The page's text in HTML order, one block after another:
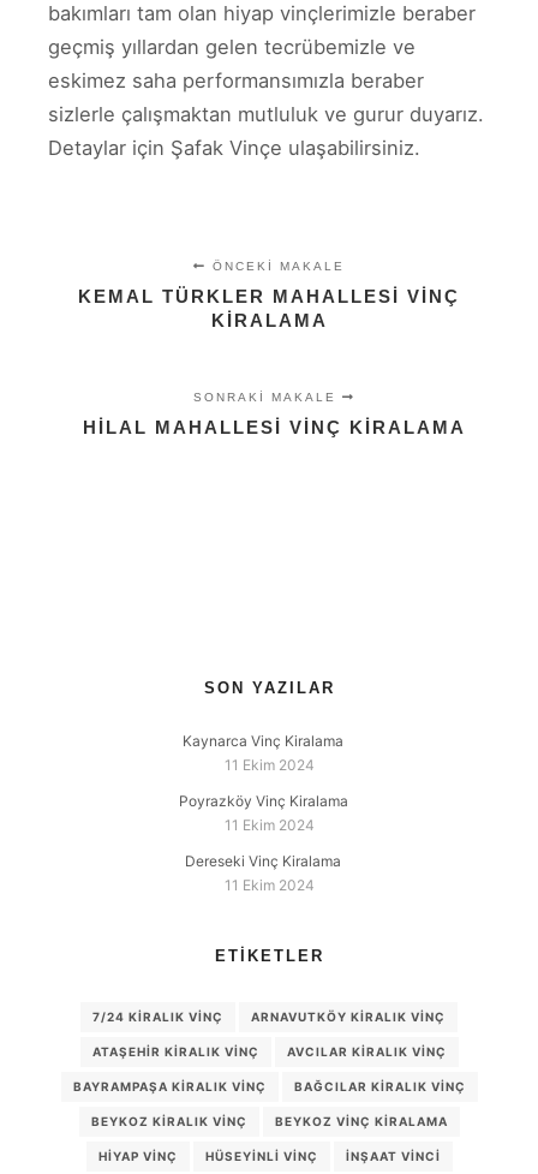
bakımları tam olan hiyap vinçlerimizle beraber
geçmiş yıllardan gelen tecrübemizle ve
eskimez saha performansımızla beraber
sizlerle çalışmaktan mutluluk ve gurur duyarız.
Detaylar için Şafak Vinçe ulaşabilirsiniz.
ÖNCEKI MAKALE
KEMAL TÜRKLER MAHALLESI VINÇ
KIRALAMA
SONRAKI MAKALE
HILAL MAHALLESI VINÇ KIRALAMA
SON YAZILAR
Kaynarca Vinç Kiralama
11 Ekim 2024
Poyrazköy Vinç Kiralama
11 Ekim 2024
Dereseki Vinç Kiralama
11 Ekim 2024
ETIKETLER
7/24 KIRALIK VINÇ ARNAVUTKÖY KIRALIK VINÇ
ATAŞEHIR KIRALIK VINÇ AVCILAR KIRALIK VINÇ
BAYRAMPAŞA KIRALIK VINÇ BAĞCILAR KIRALIK VINÇ
BEYKOZ KIRALIK VINÇ BEYKOZ VINÇ KIRALAMA
HIYAP VINÇ HÜSEYINLI VINÇ INŞAAT VINCI